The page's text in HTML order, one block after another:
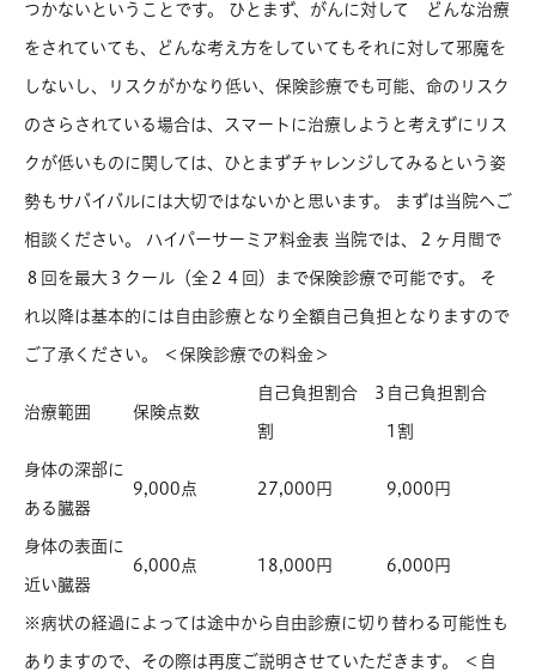
つかないということです。 ひとまず、がんに対して どんな治療
をされていても、どんな考え方をしていてもそれに対して邪魔を
しないし、リスクがかなり低い、保険診療でも可能、命のリスク
のさらされている場合は、スマートに治療しようと考えずにリス
クが低いものに関しては、ひとまずチャレンジしてみるという姿
勢もサバイバルには大切ではないかと思います。 まずは当院へご
相談ください。 ハイパーサーミア料金表 当院では、２ヶ月間で
８回を最大３クール（全２４回）まで保険診療で可能です。 そ
れ以降は基本的には自由診療となり全額自己負担となりますので
ご了承ください。 ＜保険診療での料金＞
治療範囲 保険点数
自己負担割合 3
割
自己負担割合
1割
身体の深部に
ある臓器
9,000点 27,000円 9,000円
身体の表面に
近い臓器
6,000点 18,000円 6,000円
※病状の経過によっては途中から自由診療に切り替わる可能性も
ありますので、その際は再度ご説明させていただきます。 ＜自